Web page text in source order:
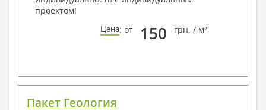
проектом!
Цена: от 150 грн. / м²
Пакет Геология